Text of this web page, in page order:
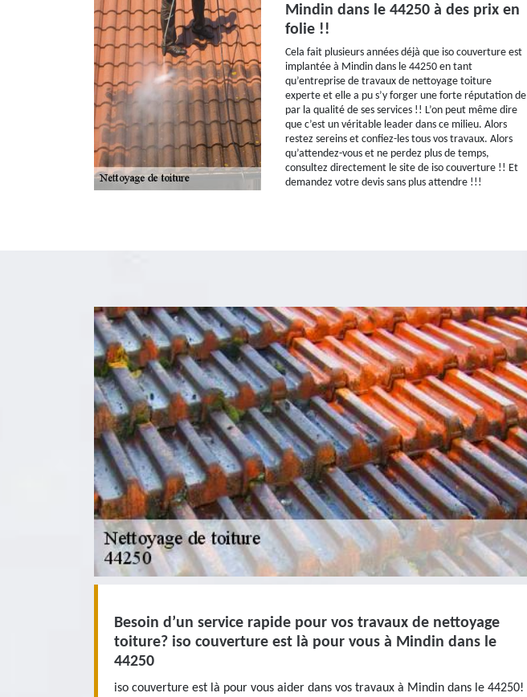
Mindin dans le 44250 à des prix en
folie !!
Cela fait plusieurs années déjà que iso couverture est
implantée à Mindin dans le 44250 en tant
qu’entreprise de travaux de nettoyage toiture
experte et elle a pu s’y forger une forte réputation de
par la qualité de ses services !! L’on peut même dire
que c’est un véritable leader dans ce milieu. Alors
restez sereins et confiez-les tous vos travaux. Alors
qu’attendez-vous et ne perdez plus de temps,
consultez directement le site de iso couverture !! Et
demandez votre devis sans plus attendre !!!
Besoin d’un service rapide pour vos travaux de nettoyage
toiture? iso couverture est là pour vous à Mindin dans le
44250
iso couverture est là pour vous aider dans vos travaux à Mindin dans le 44250!